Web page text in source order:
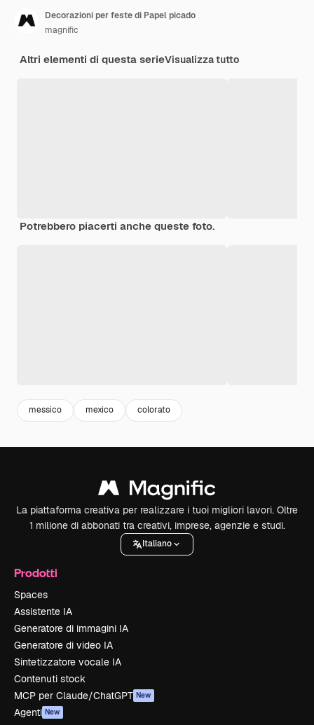
Decorazioni per feste di Papel picado
magnific
Altri elementi di questa serieVisualizza tutto
Potrebbero piacerti anche queste foto.
messico mexico colorato
La piattaforma creativa per realizzare i tuoi migliori lavori. Oltre
1 milione di abbonati tra creativi, imprese, agenzie e studi.
Italiano
Prodotti
Spaces
Assistente IA
Generatore di immagini IA
Generatore di video IA
Sintetizzatore vocale IA
Contenuti stock
MCP per Claude/ChatGPT New
Agenti New